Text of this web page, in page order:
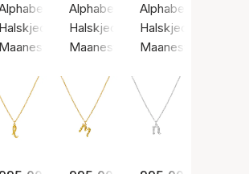
G
/ Gullbelagt sterlingsølv 925
Necklace H
Halskjeder, Sølv farge / Sølv sterling 925
Maanesten
Alphabet Necklace I
Halskjeder, Gullfarge /
Maanesten
Alphabet Necklace
Halskjeder,
Maanesten